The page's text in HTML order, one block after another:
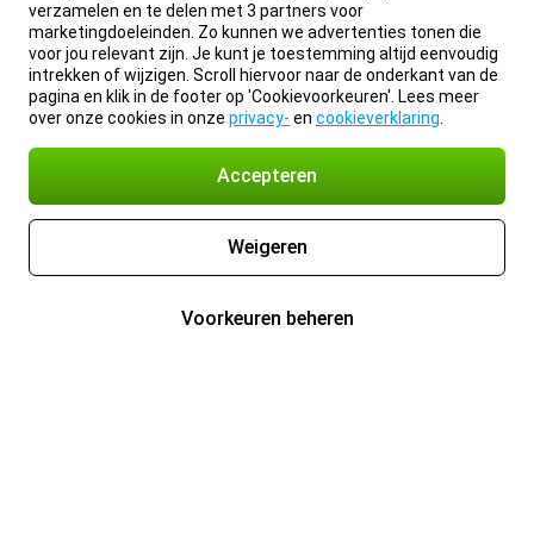
verzamelen en te delen met 3 partners voor
marketingdoeleinden. Zo kunnen we advertenties tonen die
voor jou relevant zijn. Je kunt je toestemming altijd eenvoudig
intrekken of wijzigen. Scroll hiervoor naar de onderkant van de
pagina en klik in de footer op 'Cookievoorkeuren'. Lees meer
over onze cookies in onze privacy- en cookieverklaring
Accepteren
Weigeren
Voorkeuren beheren